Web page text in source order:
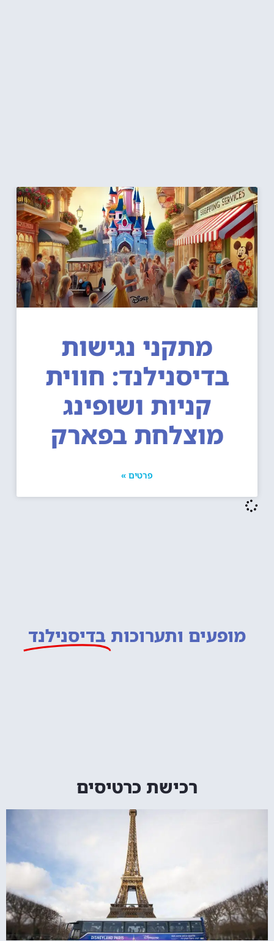
מתקני נגישות
בדיסנילנד: חווית
קניות ושופינג
מוצלחת בפארק
פרטים »
מופעים ותערוכות בדיסנילנד
רכישת כרטיסים